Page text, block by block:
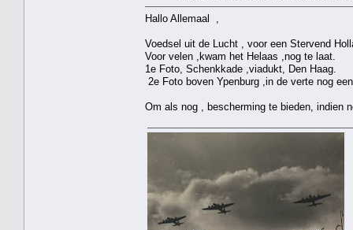
Hallo Allemaal ,
Voedsel uit de Lucht , voor een Stervend
Voor velen ,kwam het Helaas ,nog te laat.
1e Foto, Schenkkade ,viadukt, Den Haag.
2e Foto boven Ypenburg ,in de verte nog
Om als nog , bescherming te bieden, indien